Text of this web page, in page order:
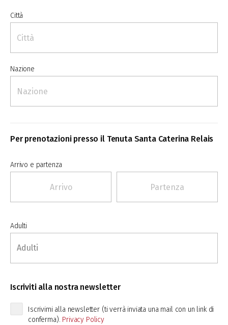
Città
Nazione
Per prenotazioni presso il Tenuta Santa Caterina Relais
Arrivo e partenza
Adulti
Iscriviti alla nostra newsletter
Iscrivimi alla newsletter (ti verrà inviata una mail con un link di
conferma). Privacy Policy